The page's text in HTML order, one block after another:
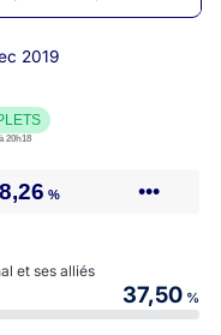
2019
20h18
% •••
et ses alliés
37,50 %